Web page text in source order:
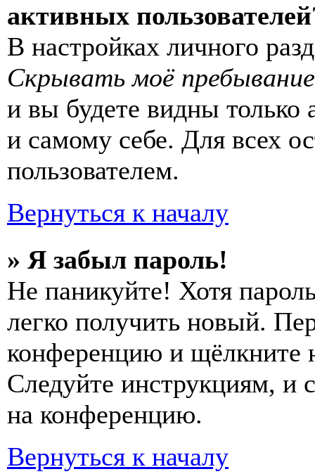
активных
В настройках личного
Скрывать моё
и вы будете видны только
и самому себе. Для всех
пользователем.
Вернуться к началу
» Я забыл пароль!
Не паникуйте! Хотя
легко получить новый.
конференцию и щёлкните
Следуйте инструкциям, и
на конференцию.
Вернуться к началу